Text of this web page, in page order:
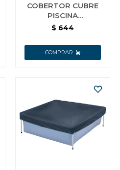
COBERTOR CUBRE
PISCINA
ESTRUCTURAL MOR
$ 644